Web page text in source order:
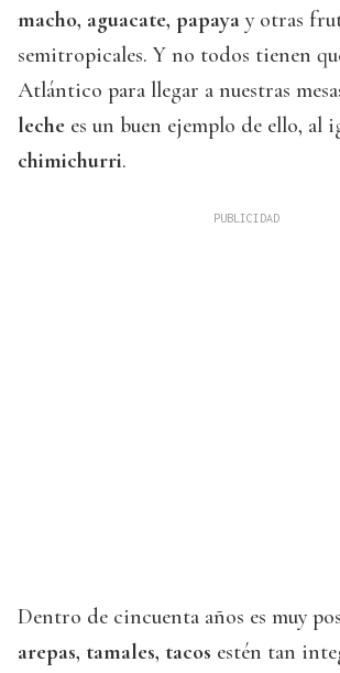
macho, aguacate, papaya y otras
semitropicales. Y no todos tienen
Atlántico para llegar a nuestras
leche es un buen ejemplo de ello, al
chimichurri.
Dentro de cincuenta años es muy
arepas, tamales, tacos estén tan